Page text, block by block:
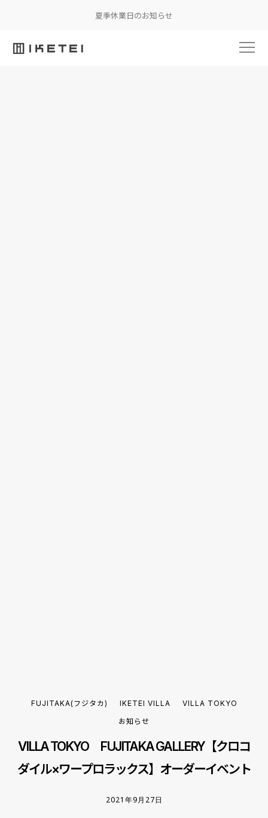
夏季休業日のお知らせ
FUJITAKA(フジタカ) IKETEI VILLA
VILLA TOKYO
お知らせ
VILLA TOKYO FUJITAKA GALLERY【クロコ
ダイル×ワープロラックス】オーダーイベント
2021年9月27日